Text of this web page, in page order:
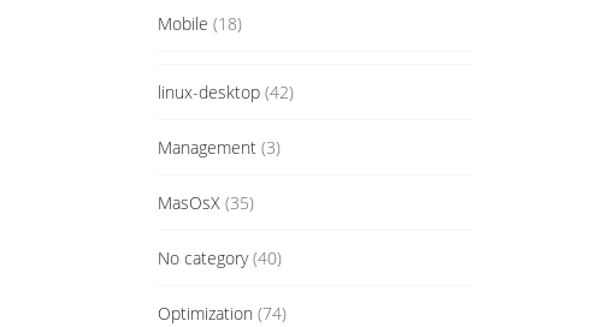
Mobile (18)
linux-desktop(42)
Management(3)
MasOsX(35)
No category(40)
Optimization (74)